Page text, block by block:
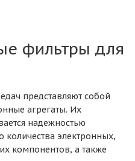
фильтры для
представляют собой
агрегаты. Их
надежностью
электронных,
компонентов, а также